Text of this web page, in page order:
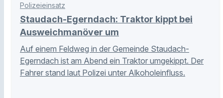
Polizeieinsatz
Staudach-Egerndach: Traktor kippt bei
Ausweichmanöver um
Auf einem Feldweg in der Gemeinde Staudach-
Egerndach ist am Abend ein Traktor umgekippt. Der
Fahrer stand laut Polizei unter Alkoholeinfluss.